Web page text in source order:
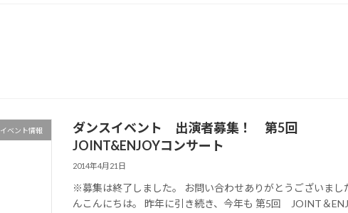
イベント情報
ダンスイベント 出演者募集！ 第5回
JOINT&ENJOYコンサート
2014年4月21日
※募集は終了しました。 お問い合わせありがとうございま
んこんにちは。 昨年に引き続き、今年も 第5回 JOINT＆